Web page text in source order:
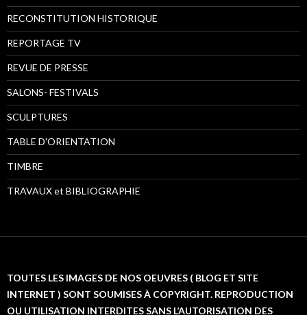
RECONSTITUTION HISTORIQUE
REPORTAGE TV
REVUE DE PRESSE
SALONS- FESTIVALS
SCULPTURES
TABLE D'ORIENTATION
TIMBRE
TRAVAUX et BIBLIOGRAPHIE
TOUTES LES IMAGES DE NOS OEUVRES ( BLOG ET SITE
INTERNET ) SONT SOUMISES À COPYRIGHT. REPRODUCTION
OU UTILISATION INTERDITES SANS L’AUTORISATION DES